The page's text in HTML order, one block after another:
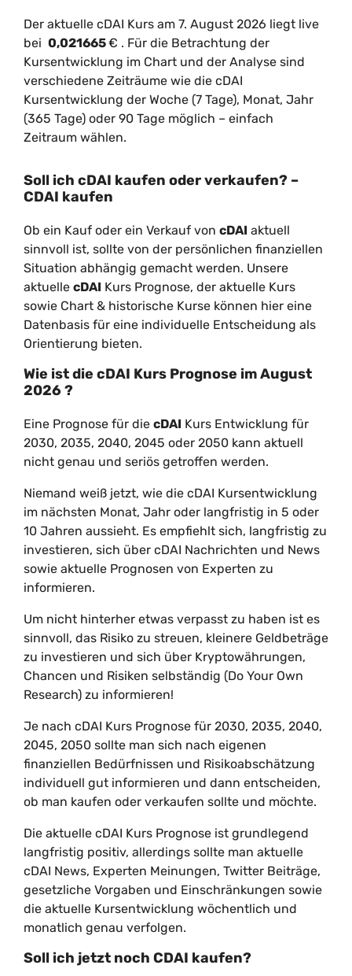
Der aktuelle cDAI Kurs am 7. August 2026 liegt live
bei 0,021665€ . Für die Betrachtung der
Kursentwicklung im Chart und der Analyse sind
verschiedene Zeiträume wie die cDAI
Kursentwicklung der Woche (7 Tage), Monat, Jahr
(365 Tage) oder 90 Tage möglich – einfach
Zeitraum wählen.
Soll ich cDAI kaufen oder verkaufen? –
CDAI kaufen
Ob ein Kauf oder ein Verkauf von cDAI aktuell
sinnvoll ist, sollte von der persönlichen finanziellen
Situation abhängig gemacht werden. Unsere
aktuelle cDAI Kurs Prognose, der aktuelle Kurs
sowie Chart & historische Kurse können hier eine
Datenbasis für eine individuelle Entscheidung als
Orientierung bieten.
Wie ist die cDAI Kurs Prognose imAugust
2026?
Eine Prognose für die cDAI Kurs Entwicklung für
2030, 2035, 2040, 2045 oder 2050 kann aktuell
nicht genau und seriös getroffen werden.
Niemand weiß jetzt, wie die cDAI Kursentwicklung
im nächsten Monat, Jahr oder langfristig in 5 oder
10 Jahren aussieht. Es empfiehlt sich, langfristig zu
investieren, sich über cDAI Nachrichten und News
sowie aktuelle Prognosen von Experten zu
informieren.
Um nicht hinterher etwas verpasst zu haben ist es
sinnvoll, das Risiko zu streuen, kleinere Geldbeträge
zu investieren und sich über Kryptowährungen,
Chancen und Risiken selbständig (Do Your Own
Research) zu informieren!
Je nach cDAI Kurs Prognose für 2030, 2035, 2040,
2045, 2050 sollte man sich nach eigenen
finanziellen Bedürfnissen und Risikoabschätzung
individuell gut informieren und dann entscheiden,
ob man kaufen oder verkaufen sollte und möchte.
Die aktuelle cDAI Kurs Prognose ist grundlegend
langfristig positiv, allerdings sollte man aktuelle
cDAI News, Experten Meinungen, Twitter Beiträge,
gesetzliche Vorgaben und Einschränkungen sowie
die aktuelle Kursentwicklung wöchentlich und
monatlich genau verfolgen.
Soll ich jetzt noch CDAI kaufen?